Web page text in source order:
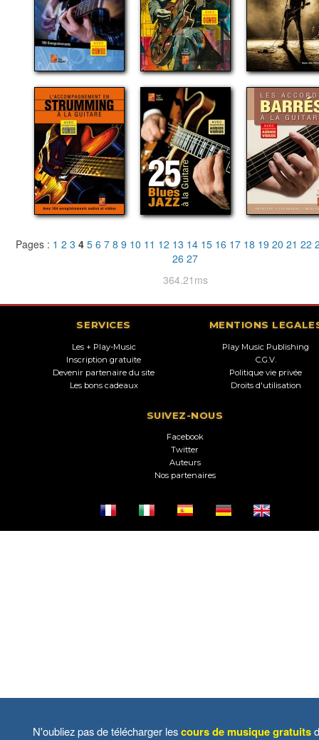
Pages : 1 2 3 4 5 6 7 8 9 10 11 12 13 14 15 16 17 18 19 20 21 22
26 27
364.21ms
SERVICES
Les + Play-Music
Inscription gratuite
Devenir partenaire du site
Les bons cadeaux
MENTIONS
Play Music Publishing
C.G.V.
Politique vie privée
Droits d'utilisation
SUIVEZ-NOUS
Facebook
Twitter
Auteurs
Nos partenaires
N'oubliez pas de télécharger lescours de musique gratuits